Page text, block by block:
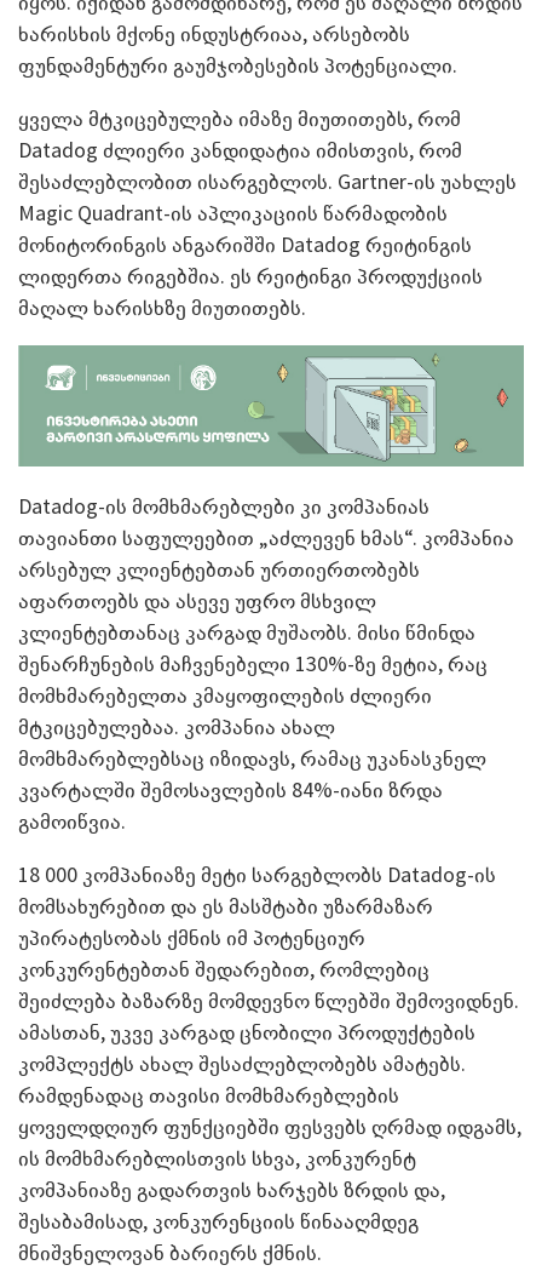
ხარისხის მქონე ინდუსტრიაა, არსებობს
ფუნდამენტური გაუმჯობესების პოტენციალი.
ყველა მტკიცებულება იმაზე მიუთითებს, რომ
Datadog ძლიერი კანდიდატია იმისთვის, რომ
შესაძლებლობით ისარგებლოს. Gartner-ის უახლეს
Magic Quadrant-ის აპლიკაციის წარმადობის
მონიტორინგის ანგარიშში Datadog რეიტინგის
ლიდერთა რიგებშია. ეს რეიტინგი პროდუქციის
მაღალ ხარისხზე მიუთითებს.
Datadog-ის მომხმარებლები კი კომპანიას
თავიანთი საფულეებით „აძლევენ ხმას“. კომპანია
არსებულ კლიენტებთან ურთიერთობებს
აფართოებს და ასევე უფრო მსხვილ
კლიენტებთანაც კარგად მუშაობს. მისი წმინდა
შენარჩუნების მაჩვენებელი 130%-ზე მეტია, რაც
მომხმარებელთა კმაყოფილების ძლიერი
მტკიცებულებაა. კომპანია ახალ
მომხმარებლებსაც იზიდავს, რამაც უკანასკნელ
კვარტალში შემოსავლების 84%-იანი ზრდა
გამოიწვია.
18 000 კომპანიაზე მეტი სარგებლობს Datadog-ის
მომსახურებით და ეს მასშტაბი უზარმაზარ
უპირატესობას ქმნის იმ პოტენციურ
კონკურენტებთან შედარებით, რომლებიც
შეიძლება ბაზარზე მომდევნო წლებში შემოვიდნენ.
ამასთან, უკვე კარგად ცნობილი პროდუქტების
კომპლექტს ახალ შესაძლებლობებს ამატებს.
რამდენადაც თავისი მომხმარებლების
ყოველდღიურ ფუნქციებში ფესვებს ღრმად იდგამს,
ის მომხმარებლისთვის სხვა, კონკურენტ
კომპანიაზე გადართვის ხარჯებს ზრდის და,
შესაბამისად, კონკურენციის წინააღმდეგ
მნიშვნელოვან ბარიერს ქმნის.